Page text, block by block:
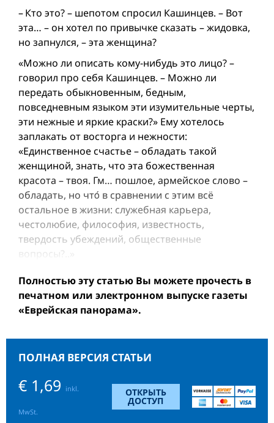
– Кто это? – шепотом спросил Кашинцев. – Вот
эта… – он хотел по привычке сказать – жидовка,
но запнулся, – эта женщина?
«Можно ли описать кому-нибудь это лицо? –
говорил про себя Кашинцев. – Можно ли
передать обыкновенным, бедным,
повседневным языком эти изумительные черты,
эти нежные и яркие краски?» Ему хотелось
заплакать от восторга и нежности:
«Единственное счастье – обладать такой
женщиной, знать, что эта божественная
красота – твоя. Гм… пошлое, армейское слово –
обладать, но чтó в сравнении с этим всё
остальное в жизни: служебная карьера,
честолюбие, философия, известность,
твердость убеждений, общественные
вопросы?..»
Полностью эту статью Вы можете прочесть в
печатном или электронном выпуске газеты
«Еврейская панорама».
ПОЛНАЯ ВЕРСИЯ СТАТЬИ
€ 1,69 inkl.
MwSt.
ОТКРЫТЬ
ДОСТУП